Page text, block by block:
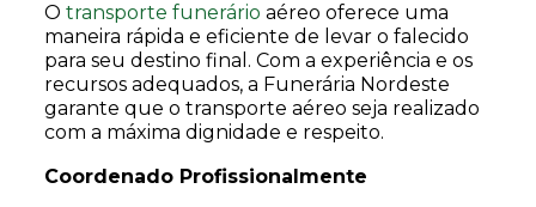
O transporte funerário aéreo oferece uma
maneira rápida e eficiente de levar o falecido
para seu destino final. Com a experiência e os
recursos adequados, a Funerária Nordeste
garante que o transporte aéreo seja realizado
com a máxima dignidade e respeito.
Coordenado Profissionalmente